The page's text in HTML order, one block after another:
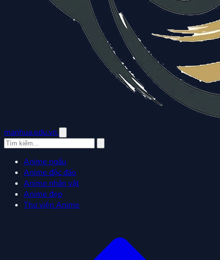
manhua.edu.vn
Anime ngầu
Anime độc đáo
Anime nhân vật
Anime đẹp
Thư viện Anime